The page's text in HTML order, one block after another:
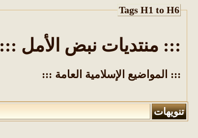
Tags H1 to H6
::: منتديات نبض الأمل :::
::: المواضيع الإسلامية العامة :::
تنويهات